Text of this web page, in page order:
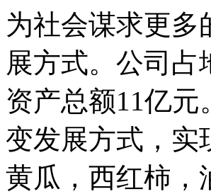
为社会谋求更多
展方式。公司占
资产总额11亿
变发展方式，实
黄瓜，西红柿，